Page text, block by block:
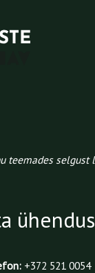
teemades selgust
+372 521 0054